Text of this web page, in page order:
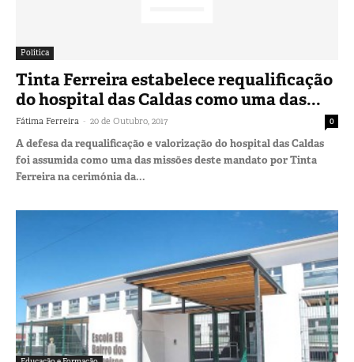
Política
Tinta Ferreira estabelece requalificação
do hospital das Caldas como uma das...
Fátima Ferreira - 20 de Outubro, 2017 0
A defesa da requalificação e valorização do hospital das Caldas
foi assumida como uma das missões deste mandato por Tinta
Ferreira na cerimónia da...